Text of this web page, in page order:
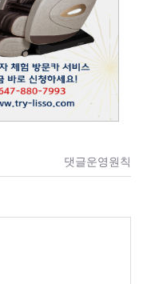
댓글운영원칙